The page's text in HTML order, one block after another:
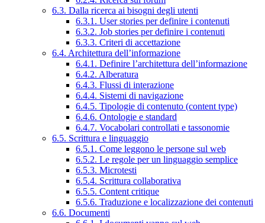
6.3. Dalla ricerca ai bisogni degli utenti
6.3.1. User stories per definire i contenuti
6.3.2. Job stories per definire i contenuti
6.3.3. Criteri di accettazione
6.4. Architettura dell’informazione
6.4.1. Definire l’architettura dell’informazione
6.4.2. Alberatura
6.4.3. Flussi di interazione
6.4.4. Sistemi di navigazione
6.4.5. Tipologie di contenuto (content type)
6.4.6. Ontologie e standard
6.4.7. Vocabolari controllati e tassonomie
6.5. Scrittura e linguaggio
6.5.1. Come leggono le persone sul web
6.5.2. Le regole per un linguaggio semplice
6.5.3. Microtesti
6.5.4. Scrittura collaborativa
6.5.5. Content critique
6.5.6. Traduzione e localizzazione dei contenuti
6.6. Documenti